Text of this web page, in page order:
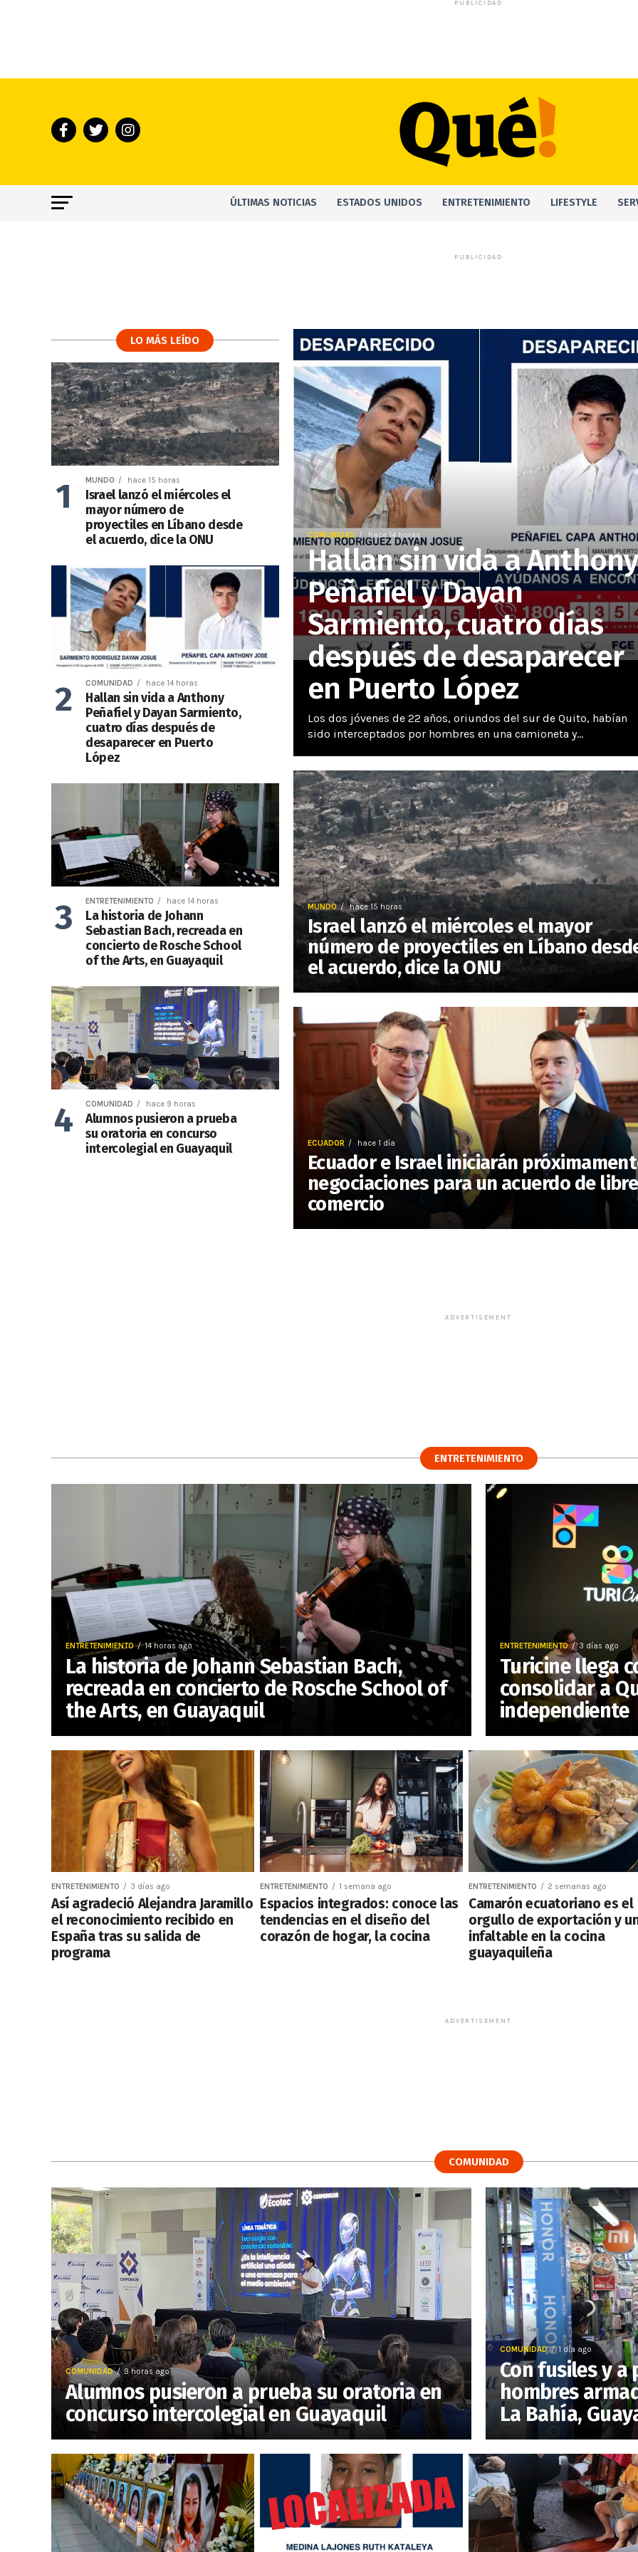
PUBLICIDAD
ÚLTIMAS NOTICIAS ESTADOS UNIDOS ENTRETENIMIENTO LIFESTYLE
PUBLICIDAD
COMUNIDAD hace 14 horas
Hallan sin vida a Anthony
Peñafiel y Dayan
Sarmiento, cuatro días
después de desaparecer
en Puerto López
Los dos jóvenes de 22 años, oriundos del sur de Quito, habían
sido interceptados por hombres en una camioneta y...
MUNDO hace 15 horas
Israel lanzó el miércoles el mayor
número de proyectiles en Líbano
el acuerdo, dice la ONU
ECUADOR hace 1 día
Ecuador e Israel iniciarán
negociaciones para un acuerdo de libre
comercio
LO MÁS LEÍDO
MUNDO hace 15 horas
Israel lanzó el miércoles el
mayor número de
proyectiles en Líbano desde
el acuerdo, dice la ONU
COMUNIDAD hace 14 horas
Hallan sin vida a Anthony
Peñafiel y Dayan Sarmiento,
cuatro días después de
desaparecer en Puerto
López
ENTRETENIMIENTO hace 14 horas
La historia de Johann
Sebastian Bach, recreada en
concierto de Rosche School
of the Arts, en Guayaquil
COMUNIDAD hace 9 horas
Alumnos pusieron a prueba
su oratoria en concurso
intercolegial en Guayaquil
ADVERTISEMENT
ENTRETENIMIENTO
ENTRETENIMIENTO 14 horas ago
La historia de Johann Sebastian Bach,
recreada en concierto de Rosche School of
the Arts, en Guayaquil
ENTRETENIMIENTO 3 días ago
Turicine llega
consolidar a
independiente
ENTRETENIMIENTO 3 días ago
Así agradeció Alejandra Jaramillo
el reconocimiento recibido en
España tras su salida de
programa
ENTRETENIMIENTO 1 semana ago
Espacios integrados: conoce las
tendencias en el diseño del
corazón de hogar, la cocina
ENTRETENIMIENTO 2 semanas ago
Camarón ecuatoriano es el
orgullo de exportación y
infaltable en la cocina
guayaquileña
ADVERTISEMENT
COMUNIDAD
COMUNIDAD 9 horas ago
Alumnos pusieron a prueba su oratoria en
concurso intercolegial en Guayaquil
COMUNIDAD 1 día ago
Con fusiles y
hombres
La Bahía,